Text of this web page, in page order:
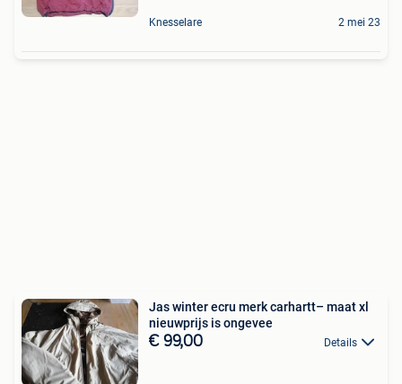
Knesselare 2 mei 23
Jas winter ecru merk carhartt– maat xl
nieuwprijs is ongevee
€ 99,00 Details